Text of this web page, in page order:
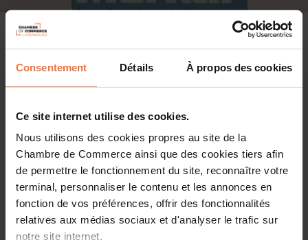
Consentement Détails À propos des cookies
Ce site internet utilise des cookies.
Nous utilisons des cookies propres au site de la
Chambre de Commerce ainsi que des cookies tiers afin
de permettre le fonctionnement du site, reconnaître votre
terminal, personnaliser le contenu et les annonces en
fonction de vos préférences, offrir des fonctionnalités
relatives aux médias sociaux et d'analyser le trafic sur
notre site internet.